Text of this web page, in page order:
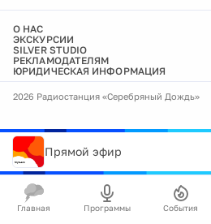
О НАС
ЭКСКУРСИИ
SILVER STUDIO
РЕКЛАМОДАТЕЛЯМ
ЮРИДИЧЕСКАЯ ИНФОРМАЦИЯ
2026 Радиостанция «Серебряный Дождь»
Прямой эфир
Главная Программы События